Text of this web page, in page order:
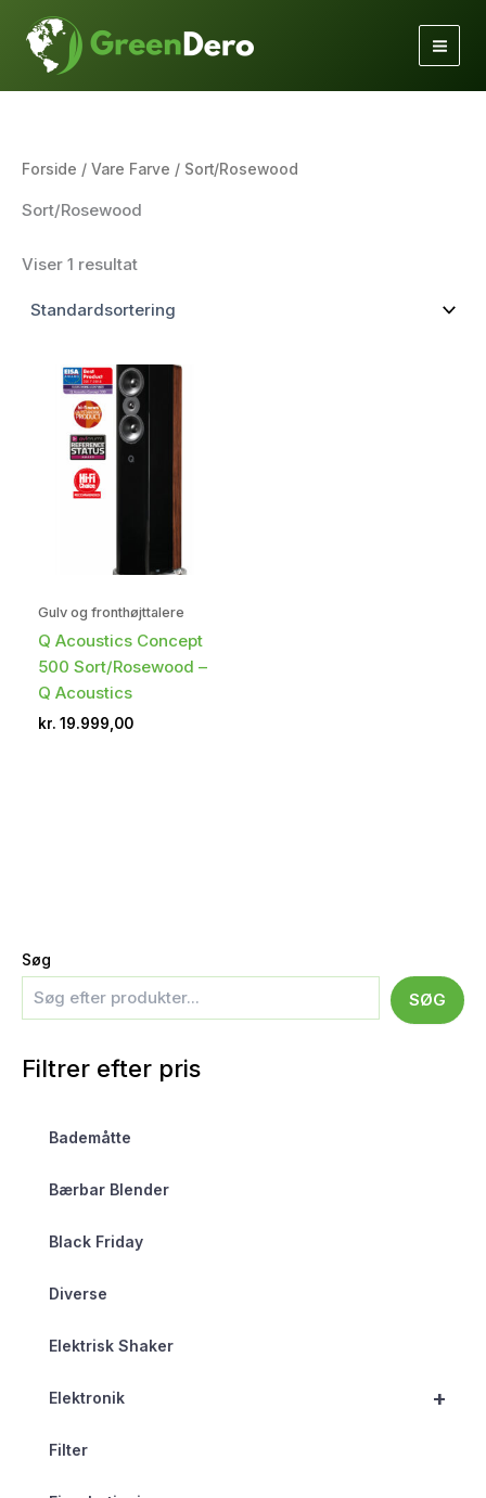
indholdet
Søg
SØG
Filtrer efter pris
Bademåtte
Bærbar Blender
Black Friday
Diverse
Elektrisk Shaker
+
Elektronik
Filter
Forside / Vare Farve / Sort/Rosewood
Sort/Rosewood
Viser 1 resultat
Gulv og fronthøjttalere
Q Acoustics Concept
500 Sort/Rosewood –
Q Acoustics
kr. 19.999,00